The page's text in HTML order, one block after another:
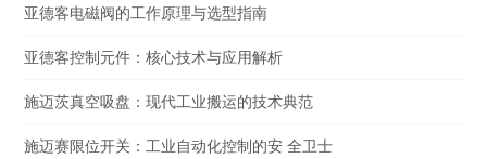
亚德客电磁阀的工作原理与选型指南
亚德客控制元件：核心技术与应用解析
施迈茨真空吸盘：现代工业搬运的技术典范
施迈赛限位开关：工业自动化控制的安 全卫士